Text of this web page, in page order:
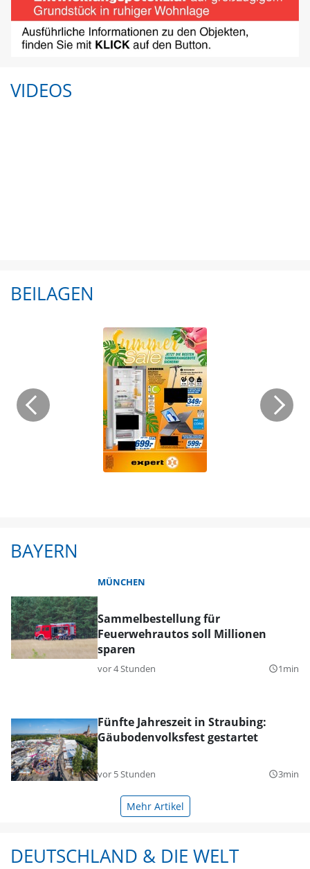
VIDEOS
BEILAGEN
BAYERN
MÜNCHEN
Sammelbestellung für
Feuerwehrautos soll Millionen
sparen
vor 4 Stunden query_builder1min
Fünfte Jahreszeit in Straubing:
Gäubodenvolksfest gestartet
vor 5 Stunden query_builder3min
Mehr Artikel
DEUTSCHLAND & DIE WELT